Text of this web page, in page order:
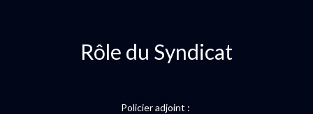
Rôle du Syndicat
Policier adjoint :